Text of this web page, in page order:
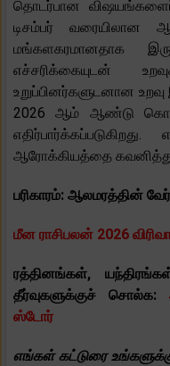
தொடர்பான
டிசம்பர் வரையிலான
மங்களகரமானதாக
எச்சரிக்கையுடன்
உறுப்பினர்களுடனான
2026 ஆம் ஆண்டு
ஆரோக்கியத்தை
பரிகாரம்: ஆலமரத்தின்
மீன ராசிபலன் 2026
ரத்தினங்கள்,
தீர்வுகளுக்குச் சொல்க:
ஸ்டோர்
எங்கள் கட்டுரை